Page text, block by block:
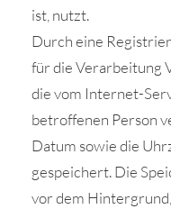
ist, nutzt.
Durch eine
für die Verarbeitung
die vom Internet-
betroffenen Person
Datum sowie die
gespeichert. Die
vor dem